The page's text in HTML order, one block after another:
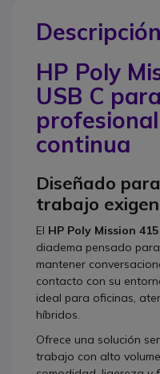
HP Poly
USB C
continua
Diseñado
trabajo
El HP Poly Mission 415
diadema pensado
mantener
contacto con su
ideal para oficinas,
híbridos.
Ofrece una solución
trabajo con alto